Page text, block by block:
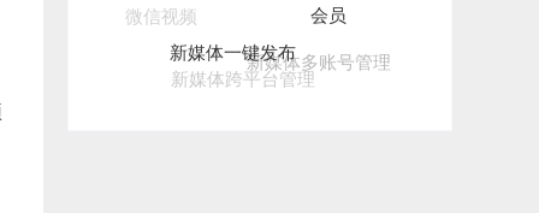
微信视频
新媒体多账号管理
新媒体跨平台管理
新媒体一键发布